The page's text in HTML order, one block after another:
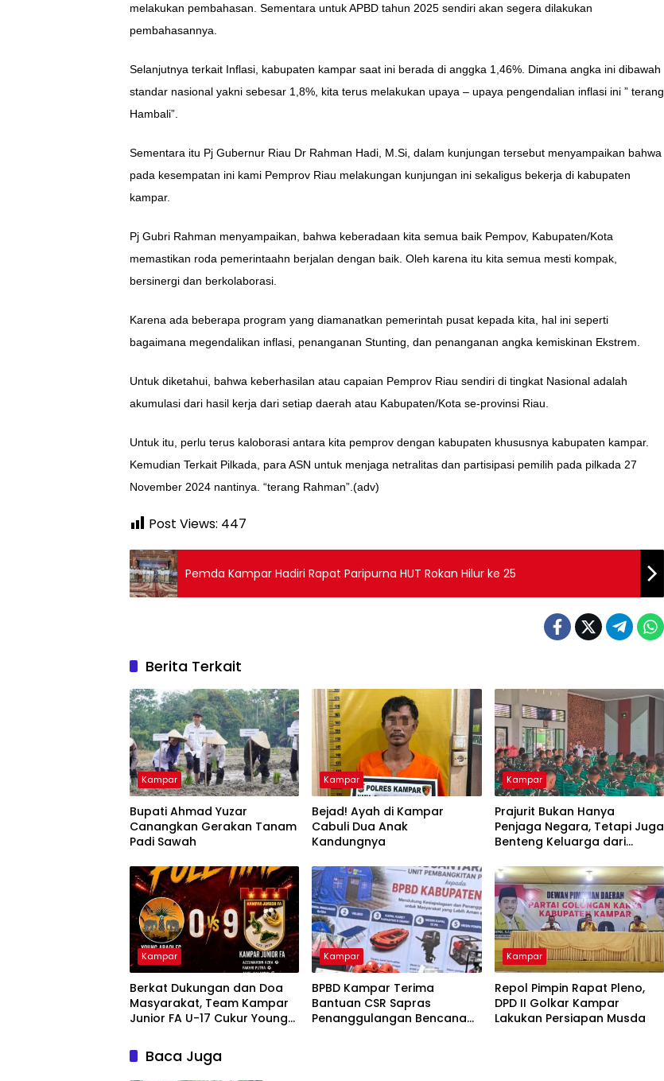
melakukan pembahasan. Sementara untuk APBD tahun 2025 sendiri akan segera dilakukan
pembahasannya.
Selanjutnya terkait Inflasi, kabupaten kampar saat ini berada di anggka 1,46%. Dimana angka ini dibawah
standar nasional yakni sebesar 1,8%, kita terus melakukan upaya – upaya pengendalian inflasi ini ” terang
Hambali”.
Sementara itu Pj Gubernur Riau Dr Rahman Hadi, M.Si, dalam kunjungan tersebut menyampaikan bahwa
pada kesempatan ini kami Pemprov Riau melakungan kunjungan ini sekaligus bekerja di kabupaten
kampar.
Pj Gubri Rahman menyampaikan, bahwa keberadaan kita semua baik Pempov, Kabupaten/Kota
memastikan roda pemerintaahn berjalan dengan baik. Oleh karena itu kita semua mesti kompak,
bersinergi dan berkolaborasi.
Karena ada beberapa program yang diamanatkan pemerintah pusat kepada kita, hal ini seperti
bagaimana megendalikan inflasi, penanganan Stunting, dan penanganan angka kemiskinan Ekstrem.
Untuk diketahui, bahwa keberhasilan atau capaian Pemprov Riau sendiri di tingkat Nasional adalah
akumulasi dari hasil kerja dari setiap daerah atau Kabupaten/Kota se-provinsi Riau.
Untuk itu, perlu terus kaloborasi antara kita pemprov dengan kabupaten khususnya kabupaten kampar.
Kemudian Terkait Pilkada, para ASN untuk menjaga netralitas dan partisipasi pemilih pada pilkada 27
November 2024 nantinya. “terang Rahman”.(adv)
Post Views: 447
Pemda Kampar Hadiri Rapat Paripurna HUT Rokan Hilur ke 25
Berita Terkait
Kampar
Bupati Ahmad Yuzar
Canangkan Gerakan Tanam
Padi Sawah
Kampar
Bejad! Ayah di Kampar
Cabuli Dua Anak
Kandungnya
Kampar
Prajurit Bukan Hanya
Penjaga Negara, Tetapi Juga
Benteng Keluarga dari
Kampar
Berkat Dukungan dan Doa
Masyarakat, Team Kampar
Junior FA U-17 Cukur Young
Soeratin
Kampar
BPBD Kampar Terima
Bantuan CSR Sapras
Penanggulangan Bencana
Kampar
Repol Pimpin Rapat Pleno,
DPD II Golkar Kampar
Lakukan Persiapan Musda
Baca Juga